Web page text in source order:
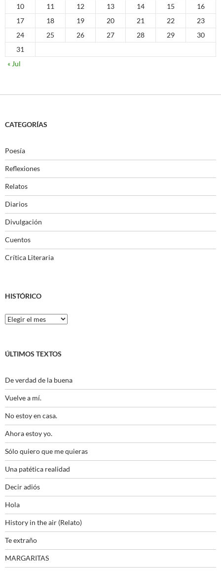
10
11 12 13 14 15
16
17
18 19 20 21 22
23
24
25 26 27 28 29
30
31
« Jul
CATEGORÍAS
Poesía
Reflexiones
Relatos
Diarios
Divulgación
Cuentos
Crítica Literaria
HISTÓRICO
Histórico
ÚLTIMOS TEXTOS
De verdad de la buena
Vuelve a mí.
No estoy en casa.
Ahora estoy yo.
Sólo quiero que me quieras
Una patética realidad
Decir adiós
Hola
History in the air (Relato)
Te extraño
MARGARITAS